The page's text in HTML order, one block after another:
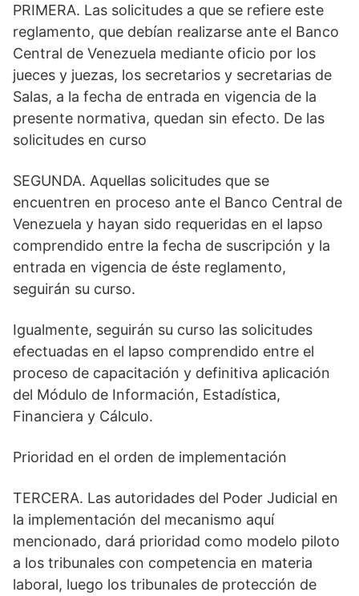
PRIMERA. Las solicitudes a que se refiere este
reglamento, que debían realizarse ante el Banco
Central de Venezuela mediante oficio por los
jueces y juezas, los secretarios y secretarias de
Salas, a la fecha de entrada en vigencia de la
presente normativa, quedan sin efecto. De las
solicitudes en curso
SEGUNDA. Aquellas solicitudes que se
encuentren en proceso ante el Banco Central de
Venezuela y hayan sido requeridas en el lapso
comprendido entre la fecha de suscripción y la
entrada en vigencia de éste reglamento,
seguirán su curso.
Igualmente, seguirán su curso las solicitudes
efectuadas en el lapso comprendido entre el
proceso de capacitación y definitiva aplicación
del Módulo de Información, Estadística,
Financiera y Cálculo.
Prioridad en el orden de implementación
TERCERA. Las autoridades del Poder Judicial en
la implementación del mecanismo aquí
mencionado, dará prioridad como modelo piloto
a los tribunales con competencia en materia
laboral, luego los tribunales de protección de